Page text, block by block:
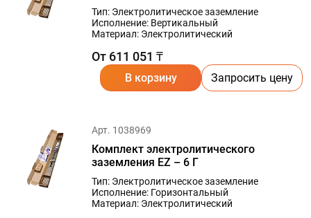
Тип: Электролитическое заземление
Исполнение: Вертикальный
Материал: Электролитический
От 611 051 ₸
В корзину Запросить цену
Арт. 1038969
Комплект электролитического
заземления EZ – 6 Г
Тип: Электролитическое заземление
Исполнение: Горизонтальный
Материал: Электролитический